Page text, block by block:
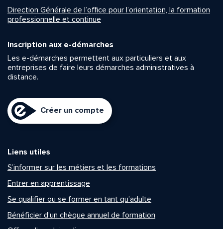
Direction Générale de l’office pour l’orientation, la formation
professionnelle et continue
Inscription aux e-démarches
Les e-démarches permettent aux particuliers et aux
entreprises de faire leurs démarches administratives à
distance.
Créer un compte
Liens utiles
S’informer sur les métiers et les formations
Entrer en apprentissage
Se qualifier ou se former en tant qu’adulte
Bénéficier d’un chèque annuel de formation